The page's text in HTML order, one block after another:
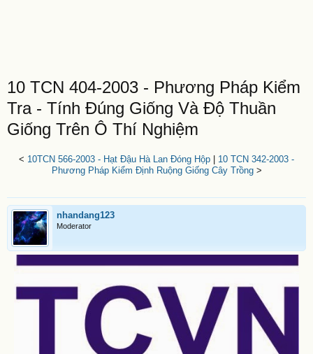
10 TCN 404-2003 - Phương Pháp Kiểm
Tra - Tính Đúng Giống Và Độ Thuần
Giống Trên Ô Thí Nghiệm
< 10TCN 566-2003 - Hạt Đậu Hà Lan Đóng Hộp
10 TCN 342-2003 -
Phương Pháp Kiểm Định Ruộng Giống Cây Trồng>
nhandang123
Moderator